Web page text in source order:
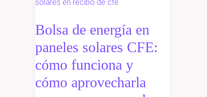
Bolsa de energía en
paneles solares CFE:
cómo funciona y
cómo aprovecharla
de
en
paneles
solares
CFE:
cómo